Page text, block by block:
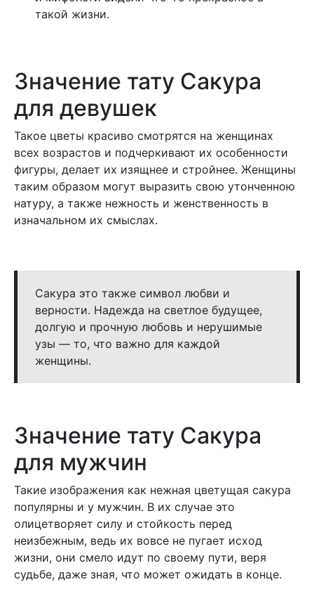
такой жизни.
Значение тату Сакура
для девушек
Такое цветы красиво смотрятся на женщинах
всех возрастов и подчеркивают их особенности
фигуры, делает их изящнее и стройнее. Женщины
таким образом могут выразить свою утонченною
натуру, а также нежность и женственность в
изначальном их смыслах.
Сакура это также символ любви и
верности. Надежда на светлое будущее,
долгую и прочную любовь и нерушимые
узы — то, что важно для каждой
женщины.
Значение тату Сакура
для мужчин
Такие изображения как нежная цветущая сакура
популярны и у мужчин. В их случае это
олицетворяет силу и стойкость перед
неизбежным, ведь их вовсе не пугает исход
жизни, они смело идут по своему пути, веря
судьбе, даже зная, что может ожидать в конце.